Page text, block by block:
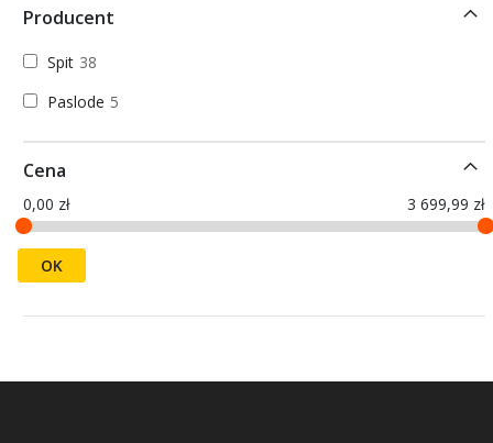
Producent
Spit 38
Paslode 5
Cena
0,00 zł 3 699,99 zł
OK